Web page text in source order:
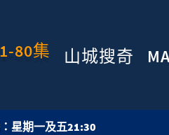
1-80集 山城搜奇
星期一及五21:30